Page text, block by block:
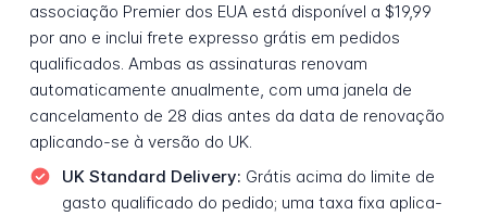
associação Premier dos EUA está disponível a $19,99
por ano e inclui frete expresso grátis em pedidos
qualificados. Ambas as assinaturas renovam
automaticamente anualmente, com uma janela de
cancelamento de 28 dias antes da data de renovação
aplicando-se à versão do UK.
UK Standard Delivery: Grátis acima do limite de
gasto qualificado do pedido; uma taxa fixa aplica-